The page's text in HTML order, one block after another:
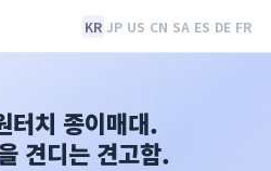
KR JP US CN SA ES DE FR
터치 종이매대.
견디는 견고함.